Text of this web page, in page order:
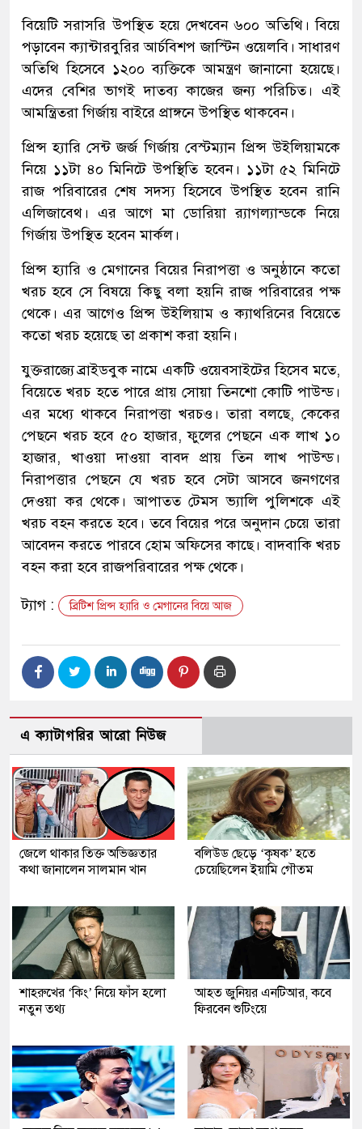
বিয়েটি সরাসরি উপস্থিত হয়ে দেখবেন ৬০০ অতিথি। বিয়ে
পড়াবেন ক্যান্টারবুরির আর্চবিশপ জাস্টিন ওয়েলবি। সাধারণ
অতিথি হিসেবে ১২০০ ব্যক্তিকে আমন্ত্রণ জানানো হয়েছে।
এদের বেশির ভাগই দাতব্য কাজের জন্য পরিচিত। এই
আমন্ত্রিতরা গির্জায় বাইরে প্রাঙ্গনে উপস্থিত থাকবেন।
প্রিন্স হ্যারি সেন্ট জর্জ গির্জায় বেস্টম্যান প্রিন্স উইলিয়ামকে
নিয়ে ১১টা ৪০ মিনিটে উপস্থিতি হবেন। ১১টা ৫২ মিনিটে
রাজ পরিবারের শেষ সদস্য হিসেবে উপস্থিত হবেন রানি
এলিজাবেথ। এর আগে মা ডোরিয়া র‍্যাগল্যান্ডকে নিয়ে
গির্জায় উপস্থিত হবেন মার্কল।
প্রিন্স হ্যারি ও মেগানের বিয়ের নিরাপত্তা ও অনুষ্ঠানে কতো
খরচ হবে সে বিষয়ে কিছু বলা হয়নি রাজ পরিবারের পক্ষ
থেকে। এর আগেও প্রিন্স উইলিয়াম ও ক্যাথরিনের বিয়েতে
কতো খরচ হয়েছে তা প্রকাশ করা হয়নি।
যুক্তরাজ্যে ব্রাইডবুক নামে একটি ওয়েবসাইটের হিসেব মতে,
বিয়েতে খরচ হতে পারে প্রায় সোয়া তিনশো কোটি পাউন্ড।
এর মধ্যে থাকবে নিরাপত্তা খরচও। তারা বলছে, কেকের
পেছনে খরচ হবে ৫০ হাজার, ফুলের পেছনে এক লাখ ১০
হাজার, খাওয়া দাওয়া বাবদ প্রায় তিন লাখ পাউন্ড।
নিরাপত্তার পেছনে যে খরচ হবে সেটা আসবে জনগণের
দেওয়া কর থেকে। আপাতত টেমস ভ্যালি পুলিশকে এই
খরচ বহন করতে হবে। তবে বিয়ের পরে অনুদান চেয়ে তারা
আবেদন করতে পারবে হোম অফিসের কাছে। বাদবাকি খরচ
বহন করা হবে রাজপরিবারের পক্ষ থেকে।
ট্যাগ : ব্রিটিশ প্রিন্স হ্যারি ও মেগানের বিয়ে আজ
এ ক্যাটাগরির আরো নিউজ
জেলে থাকার তিক্ত অভিজ্ঞতার
কথা জানালেন সালমান খান
বলিউড ছেড়ে ‘কৃষক’ হতে
চেয়েছিলেন ইয়ামি গৌতম
শাহরুখের ‘কিং’ নিয়ে ফাঁস হলো
নতুন তথ্য
আহত জুনিয়র এনটিআর, কবে
ফিরবেন শুটিংয়ে